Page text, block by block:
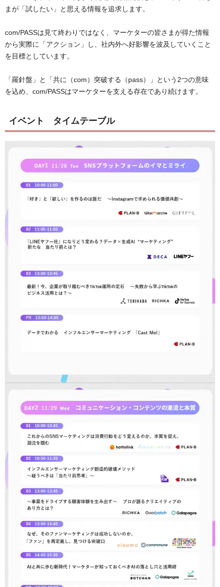
まが「試したい」と思える情報を追求します。
com/PASSは見て終わりではなく、マーケターの皆さまが得た情報
から実際に「アクション」し、社内外へ好影響を波及していくこと
を目標としています。
「羅針盤」と「共に（com）突破する（pass）」という2つの意味
を込め、com/PASSはマーケターを支える存在であり続けます。
イベント タイムテーブル